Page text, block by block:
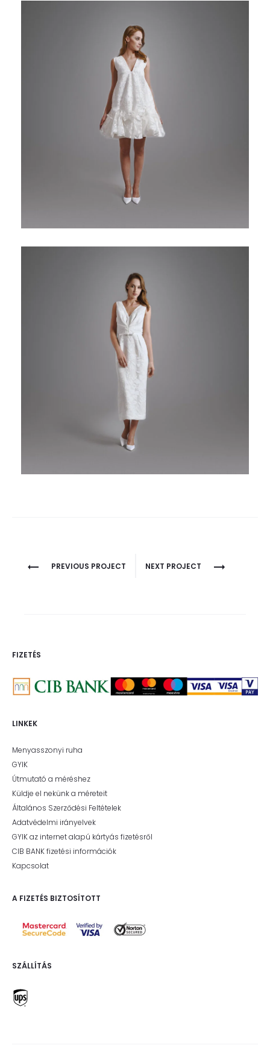
ProjectPREVIOUS PROJECT NEXT PROJECT
FIZETÉS
LINKEK
Menyasszonyi ruha
GYIK
Útmutató a méréshez
Küldje el nekünk a méreteit
Általános Szerződési Feltételek
Adatvédelmi irányelvek
GYIK az internet alapú kártyás fizetésről
CIB BANK fizetési információk
Kapcsolat
A FIZETÉS BIZTOSÍTOTT
SZÁLLÍTÁS